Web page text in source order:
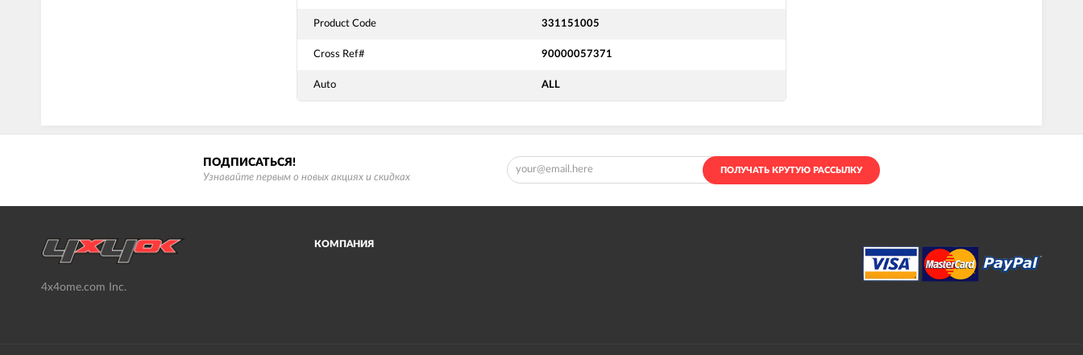
Product Code 331151005
Cross Ref# 90000057371
Auto ALL
ПОДПИСАТЬСЯ!
Узнавайте первым о новых акциях и скидках
ПОЛУЧАТЬ КРУТУЮ РАССЫЛКУ
4x4ome.com Inc.
КОМПАНИЯ